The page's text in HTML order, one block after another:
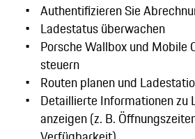
Authentifizieren Sie
Ladestatus überwachen
Porsche Wallbox und Mobile
steuern
Routen planen und
Detaillierte Informationen zu
anzeigen (z. B.